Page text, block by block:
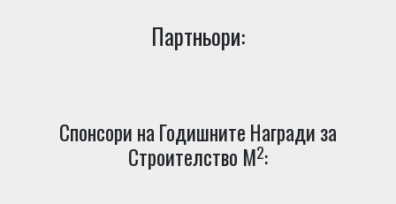
Партньори:
Спонсори на Годишните Награди за
Строителство М2: